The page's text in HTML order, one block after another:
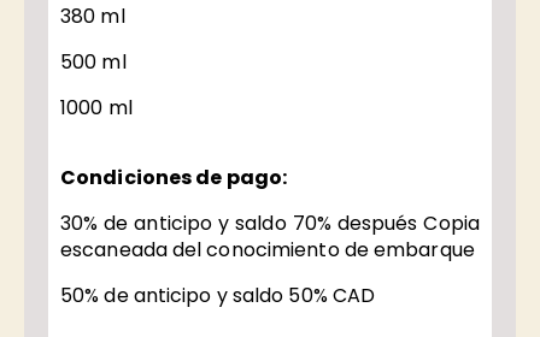
380 ml
500 ml
1000 ml
Condiciones de pago:
30% de anticipo y saldo 70% después Copia
escaneada del conocimiento de embarque
50% de anticipo y saldo 50% CAD